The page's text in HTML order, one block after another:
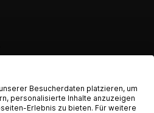
recognized
that you are from USA.
Besucherdaten platzieren, um
personalisierte Inhalte anzuzeigen
Erlebnis zu bieten. Für weitere